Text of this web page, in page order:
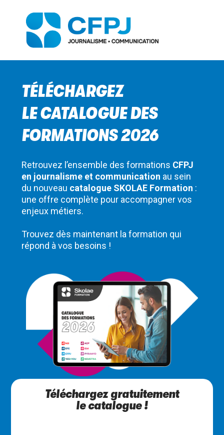
TÉLÉCHARGEZ
LE CATALOGUE DES
FORMATIONS 2026
Retrouvez l’ensemble des formations CFPJ
en journalisme et communication au sein
du nouveau catalogue SKOLAE Formation :
une offre complète pour accompagner vos
enjeux métiers.
Trouvez dès maintenant la formation qui
répond à vos besoins !
Téléchargez gratuitement
le catalogue !